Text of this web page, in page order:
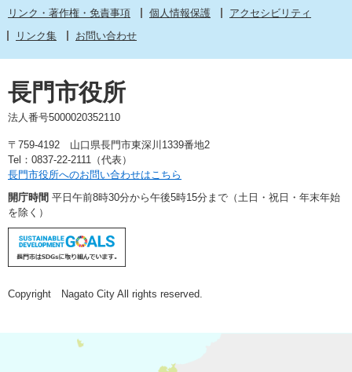
リンク・著作権・免責事項 個人情報保護
アクセシビリティ
リンク集
お問い合わせ
長門市役所
法人番号5000020352110
〒759-4192 山口県長門市東深川1339番地2
Tel：0837-22-2111（代表）
長門市役所へのお問い合わせはこちら
開庁時間 平日午前8時30分から午後5時15分まで（土日・祝日・年末年始
を除く）
Copyright Nagato City All rights reserved.